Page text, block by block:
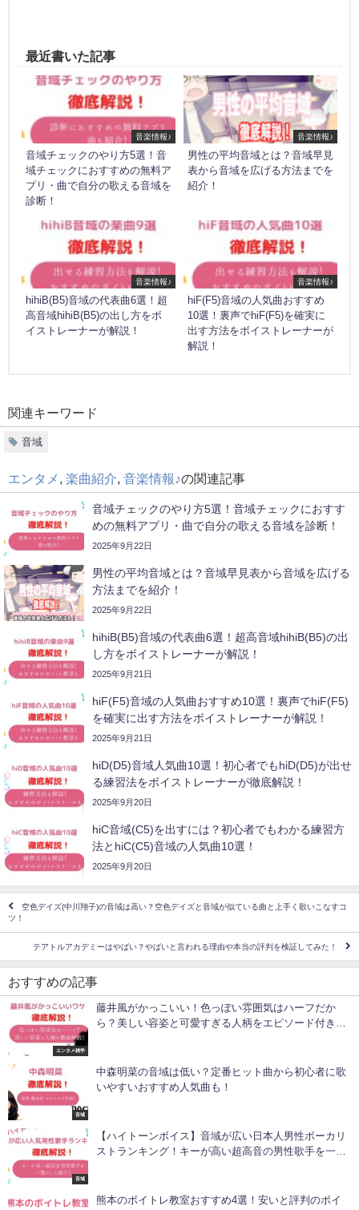
最近書いた記事
音楽情報♪
音域チェックのやり方5選！音
域チェックにおすすめの無料ア
プリ・曲で自分の歌える音域を
診断！
音楽情報♪
男性の平均音域とは？音域早見
表から音域を広げる方法までを
紹介！
音楽情報♪
hihiB(B5)音域の代表曲6選！超
高音域hihiB(B5)の出し方をボ
イストレーナーが解説！
音楽情報♪
hiF(F5)音域の人気曲おすすめ
10選！裏声でhiF(F5)を確実に
出す方法をボイストレーナーが
解説！
関連キーワード
音域
エンタメ 楽曲紹介 音楽情報♪の関連記事
音域チェックのやり方5選！音域チェックにおすす
めの無料アプリ・曲で自分の歌える音域を診断！
2025年9月22日
男性の平均音域とは？音域早見表から音域を広げる
方法までを紹介！
2025年9月22日
hihiB(B5)音域の代表曲6選！超高音域hihiB(B5)の出
し方をボイストレーナーが解説！
2025年9月21日
hiF(F5)音域の人気曲おすすめ10選！裏声でhiF(F5)
を確実に出す方法をボイストレーナーが解説！
2025年9月21日
hiD(D5)音域人気曲10選！初心者でもhiD(D5)が出せ
る練習法をボイストレーナーが徹底解説！
2025年9月20日
hiC音域(C5)を出すには？初心者でもわかる練習方
法とhiC(C5)音域の人気曲10選！
2025年9月20日
空色デイズ(中川翔子)の音域は高い？空色デイズと音域が似ている曲と上手く歌いこなすコ
ツ！
テアトルアカデミーはやばい？やばいと言われる理由や本当の評判を検証してみた！
おすすめの記事
エンタメ雑学
藤井風がかっこいい！色っぽい雰囲気はハーフだか
ら？美しい容姿と可愛すぎる人柄をエピソード付きで
音域
中森明菜の音域は低い？定番ヒット曲から初心者に歌
いやすいおすすめ人気曲も！
音域
【ハイトーンボイス】音域が広い日本人男性ボーカリ
ストランキング！キーが高い超高音の男性歌手を一覧
熊本のボイトレ教室おすすめ4選！安いと評判のボイ